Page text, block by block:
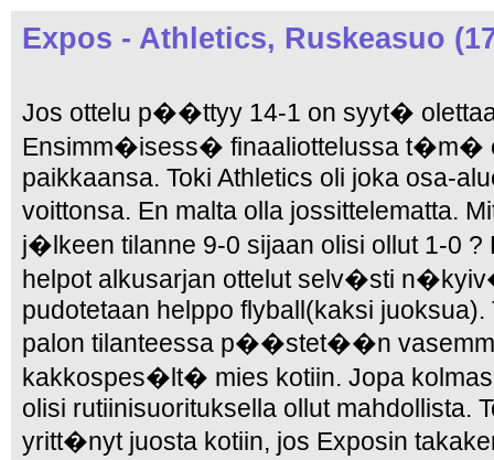
Expos - Athletics, Ruskeasuo
Jos ottelu p��ttyy 14-1 on syyt�
Ensimm�isess� finaaliottelussa t�m�
paikkaansa. Toki Athletics oli joka osa-
voittonsa. En malta olla jossittelematta.
j�lkeen tilanne 9-0 sijaan olisi ollut 1-0 ?
helpot alkusarjan ottelut selv�sti
pudotetaan helppo flyball(kaksi
palon tilanteessa p��stet��n
kakkospes�lt� mies kotiin. Jopa
olisi rutiinisuorituksella ollut mahdollista.
yritt�nyt juosta kotiin, jos Exposin